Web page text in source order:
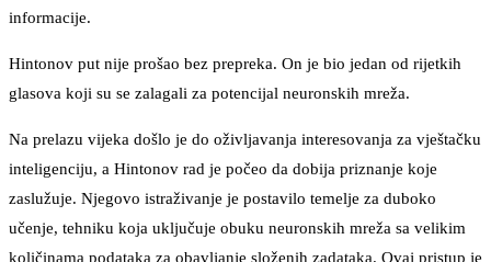
informacije.
Hintonov put nije prošao bez prepreka. On je bio jedan od rijetkih
glasova koji su se zalagali za potencijal neuronskih mreža.
Na prelazu vijeka došlo je do oživljavanja interesovanja za vještačku
inteligenciju, a Hintonov rad je počeo da dobija priznanje koje
zaslužuje. Njegovo istraživanje je postavilo temelje za duboko
učenje, tehniku koja uključuje obuku neuronskih mreža sa velikim
količinama podataka za obavljanje složenih zadataka. Ovaj pristup je